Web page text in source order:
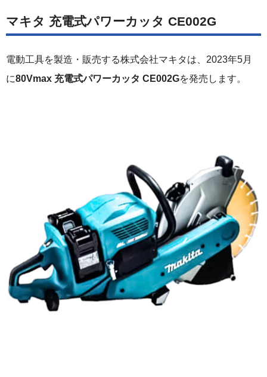
マキタ 充電式パワーカッタ CE002G
電動工具を製造・販売する株式会社マキタは、2023年5月
に80Vmax 充電式パワーカッタ CE002Gを発売します。